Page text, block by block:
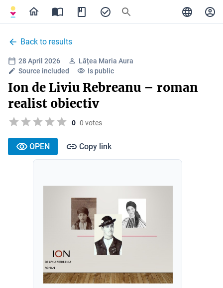
Back to results
28 April 2026
Lățea Maria Aura
Source included
Is public
Ion de Liviu Rebreanu – roman
realist obiectiv
0 0 votes
OPEN Copy link